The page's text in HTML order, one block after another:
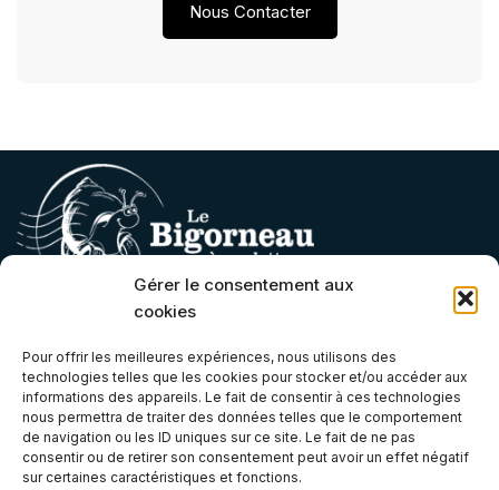
Gérer le consentement aux
cookies
Pour offrir les meilleures expériences, nous utilisons des
technologies telles que les cookies pour stocker et/ou accéder aux
informations des appareils. Le fait de consentir à ces technologies
nous permettra de traiter des données telles que le comportement
de navigation ou les ID uniques sur ce site. Le fait de ne pas
consentir ou de retirer son consentement peut avoir un effet négatif
sur certaines caractéristiques et fonctions.
Nous Contacter
contact@lebigorneauaroulettes.fr
(+33) 07 66 68 06 21
Atelier & Boutique